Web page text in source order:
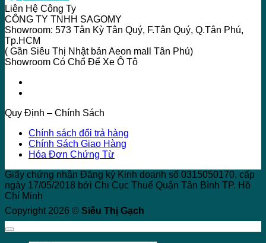
Liên Hệ Công Ty
CÔNG TY TNHH SAGOMY
Showroom: 573 Tân Kỳ Tân Quý, F.Tân Quý, Q.Tân Phú,
Tp.HCM
( Gần Siêu Thị Nhật bản Aeon mall Tân Phú)
Showroom Có Chổ Để Xe Ô Tô
Quy Định – Chính Sách
Chính sách đổi trả hàng
Chính Sách Giao Hàng
Hóa Đơn Chứng Từ
Giấy chứng nhận Đăng ký Kinh doanh số 0315050170, cấp
ngày 17/05/2018 bởi Chi Cục Thuế Quận Tân Bình TP. Hồ
Chí Minh
Copyright 2026 © Siêu Thị Gạch